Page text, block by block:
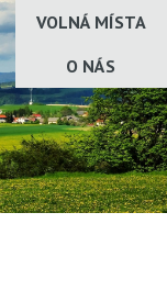
VOLNÁ MÍSTA
O NÁS